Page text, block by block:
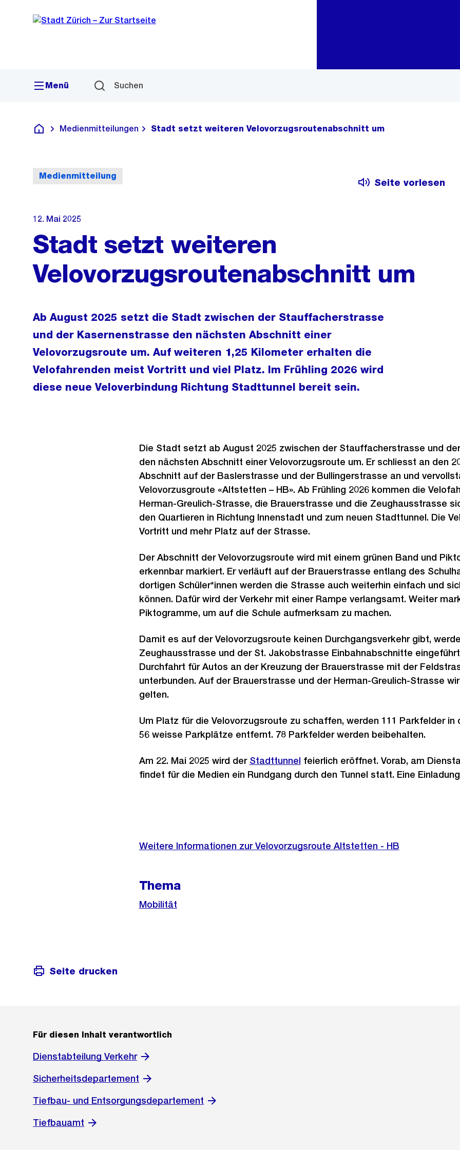
Navigation
Sprunglink
Menü Suchen
Deutsch
Medienmitteilungen Stadt setzt weiteren Velovorzugsroutenabschnitt um
Medienmitteilung
Seite vorlesen
12. Mai 2025
Stadt setzt weiteren
Velovorzugsroutenabschnitt um
Ab August 2025 setzt die Stadt zwischen der Stauffacherstrasse
und der Kasernenstrasse den nächsten Abschnitt einer
Velovorzugsroute um. Auf weiteren 1,25 Kilometer erhalten die
Velofahrenden meist Vortritt und viel Platz. Im Frühling 2026 wird
diese neue Veloverbindung Richtung Stadttunnel bereit sein.
Die Stadt setzt ab August 2025 zwischen der Stauffacherstrasse und
den nächsten Abschnitt einer Velovorzugsroute um. Er schliesst an den
Abschnitt auf der Baslerstrasse und der Bullingerstrasse an und
Velovorzusgroute «Altstetten – HB». Ab Frühling 2026 kommen die
Herman-Greulich-Strasse, die Brauerstrasse und die Zeughausstrasse
den Quartieren in Richtung Innenstadt und zum neuen Stadttunnel. Die
Vortritt und mehr Platz auf der Strasse.
Der Abschnitt der Velovorzugsroute wird mit einem grünen Band und
erkennbar markiert. Er verläuft auf der Brauerstrasse entlang des
dortigen Schüler*innen werden die Strasse auch weiterhin einfach und
können. Dafür wird der Verkehr mit einer Rampe verlangsamt. Weiter
Piktogramme, um auf die Schule aufmerksam zu machen.
Damit es auf der Velovorzugsroute keinen Durchgangsverkehr gibt,
Zeughausstrasse und der St. Jakobstrasse Einbahnabschnitte
Durchfahrt für Autos an der Kreuzung der Brauerstrasse mit der
unterbunden. Auf der Brauerstrasse und der Herman-Greulich-Strasse
gelten.
Um Platz für die Velovorzugsroute zu schaffen, werden 111 Parkfelder in
56 weisse Parkplätze entfernt. 78 Parkfelder werden beibehalten.
Am 22. Mai 2025 wird der Stadttunnel feierlich eröffnet. Vorab, am
findet für die Medien ein Rundgang durch den Tunnel statt. Eine
Weitere Informationen zur Velovorzugsroute Altstetten - HB
Thema
Mobilität
Seite drucken
Für diesen Inhalt verantwortlich
Dienstabteilung Verkehr
Sicherheitsdepartement
Tiefbau- und Entsorgungsdepartement
Tiefbauamt